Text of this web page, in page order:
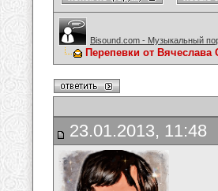
Bisound.com - Музыкальный
Перепевки от Вячеслава
23.01.2013, 11:48